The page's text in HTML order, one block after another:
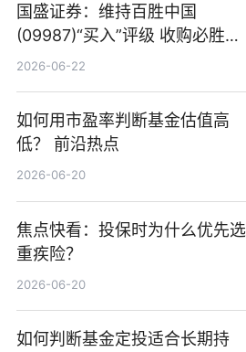
国盛证券：维持百胜中国
(09987)“买入”评级 收购必胜客
中国增厚利润加速成长 信息
2026-06-22
如何用市盈率判断基金估值高
低？ 前沿热点
2026-06-20
焦点快看：投保时为什么优先选
重疾险？
2026-06-20
如何判断基金定投适合长期持